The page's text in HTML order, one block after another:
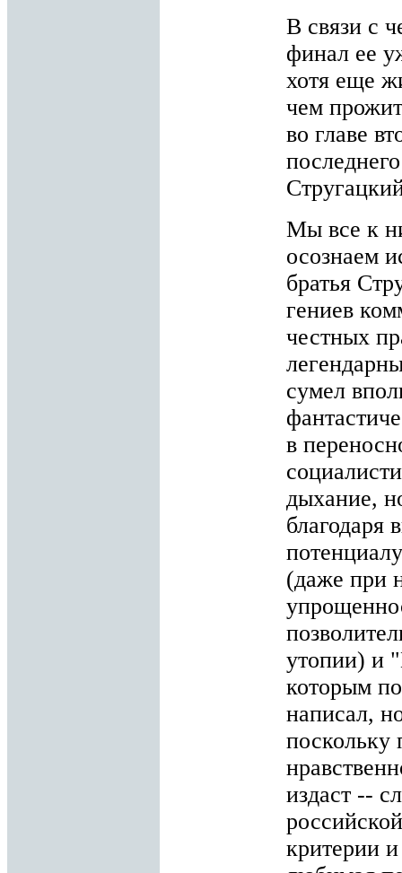
В связи с
финал ее
хотя еще
чем
во главе
Мы все к
осознаем
братья
гениев
честных
сумел
в
дыхание,
благодаря
(даже при
утопии) и
которым
написал,
поскольку
издаст --
критерии